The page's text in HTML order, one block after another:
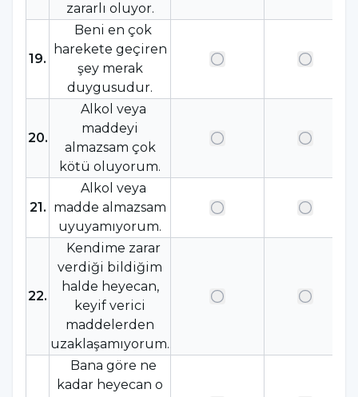
zararlı oluyor.
19.
Beni en çok
harekete geçiren
şey merak
duygusudur.
20.
Alkol veya
maddeyi
almazsam çok
kötü oluyorum.
21.
Alkol veya
madde almazsam
uyuyamıyorum.
22.
Kendime zarar
verdiği bildiğim
halde heyecan,
keyif verici
maddelerden
uzaklaşamıyorum.
Bana göre ne
kadar heyecan o